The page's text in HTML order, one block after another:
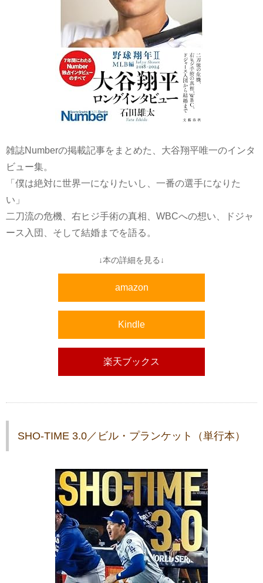
雑誌Numberの掲載記事をまとめた、大谷翔平唯一のインタ
ビュー集。
「僕は絶対に世界一になりたいし、一番の選手になりた
い」
二刀流の危機、右ヒジ手術の真相、WBCへの想い、ドジャ
ース入団、そして結婚までを語る。
↓本の詳細を見る↓
amazon
Kindle
楽天ブックス
SHO-TIME 3.0／ビル・プランケット（単行本）